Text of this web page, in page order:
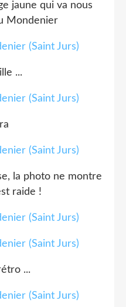
jaune qui va nous
Mondenier
...
la photo ne montre
raide !
...